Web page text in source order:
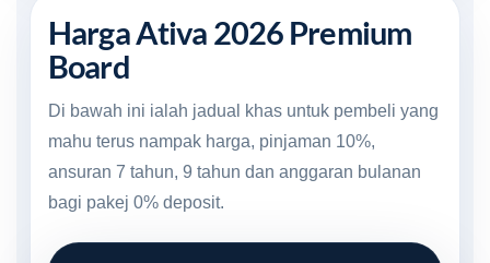
Harga Ativa 2026 Premium
Board
Di bawah ini ialah jadual khas untuk pembeli yang
mahu terus nampak harga, pinjaman 10%,
ansuran 7 tahun, 9 tahun dan anggaran bulanan
bagi pakej 0% deposit.